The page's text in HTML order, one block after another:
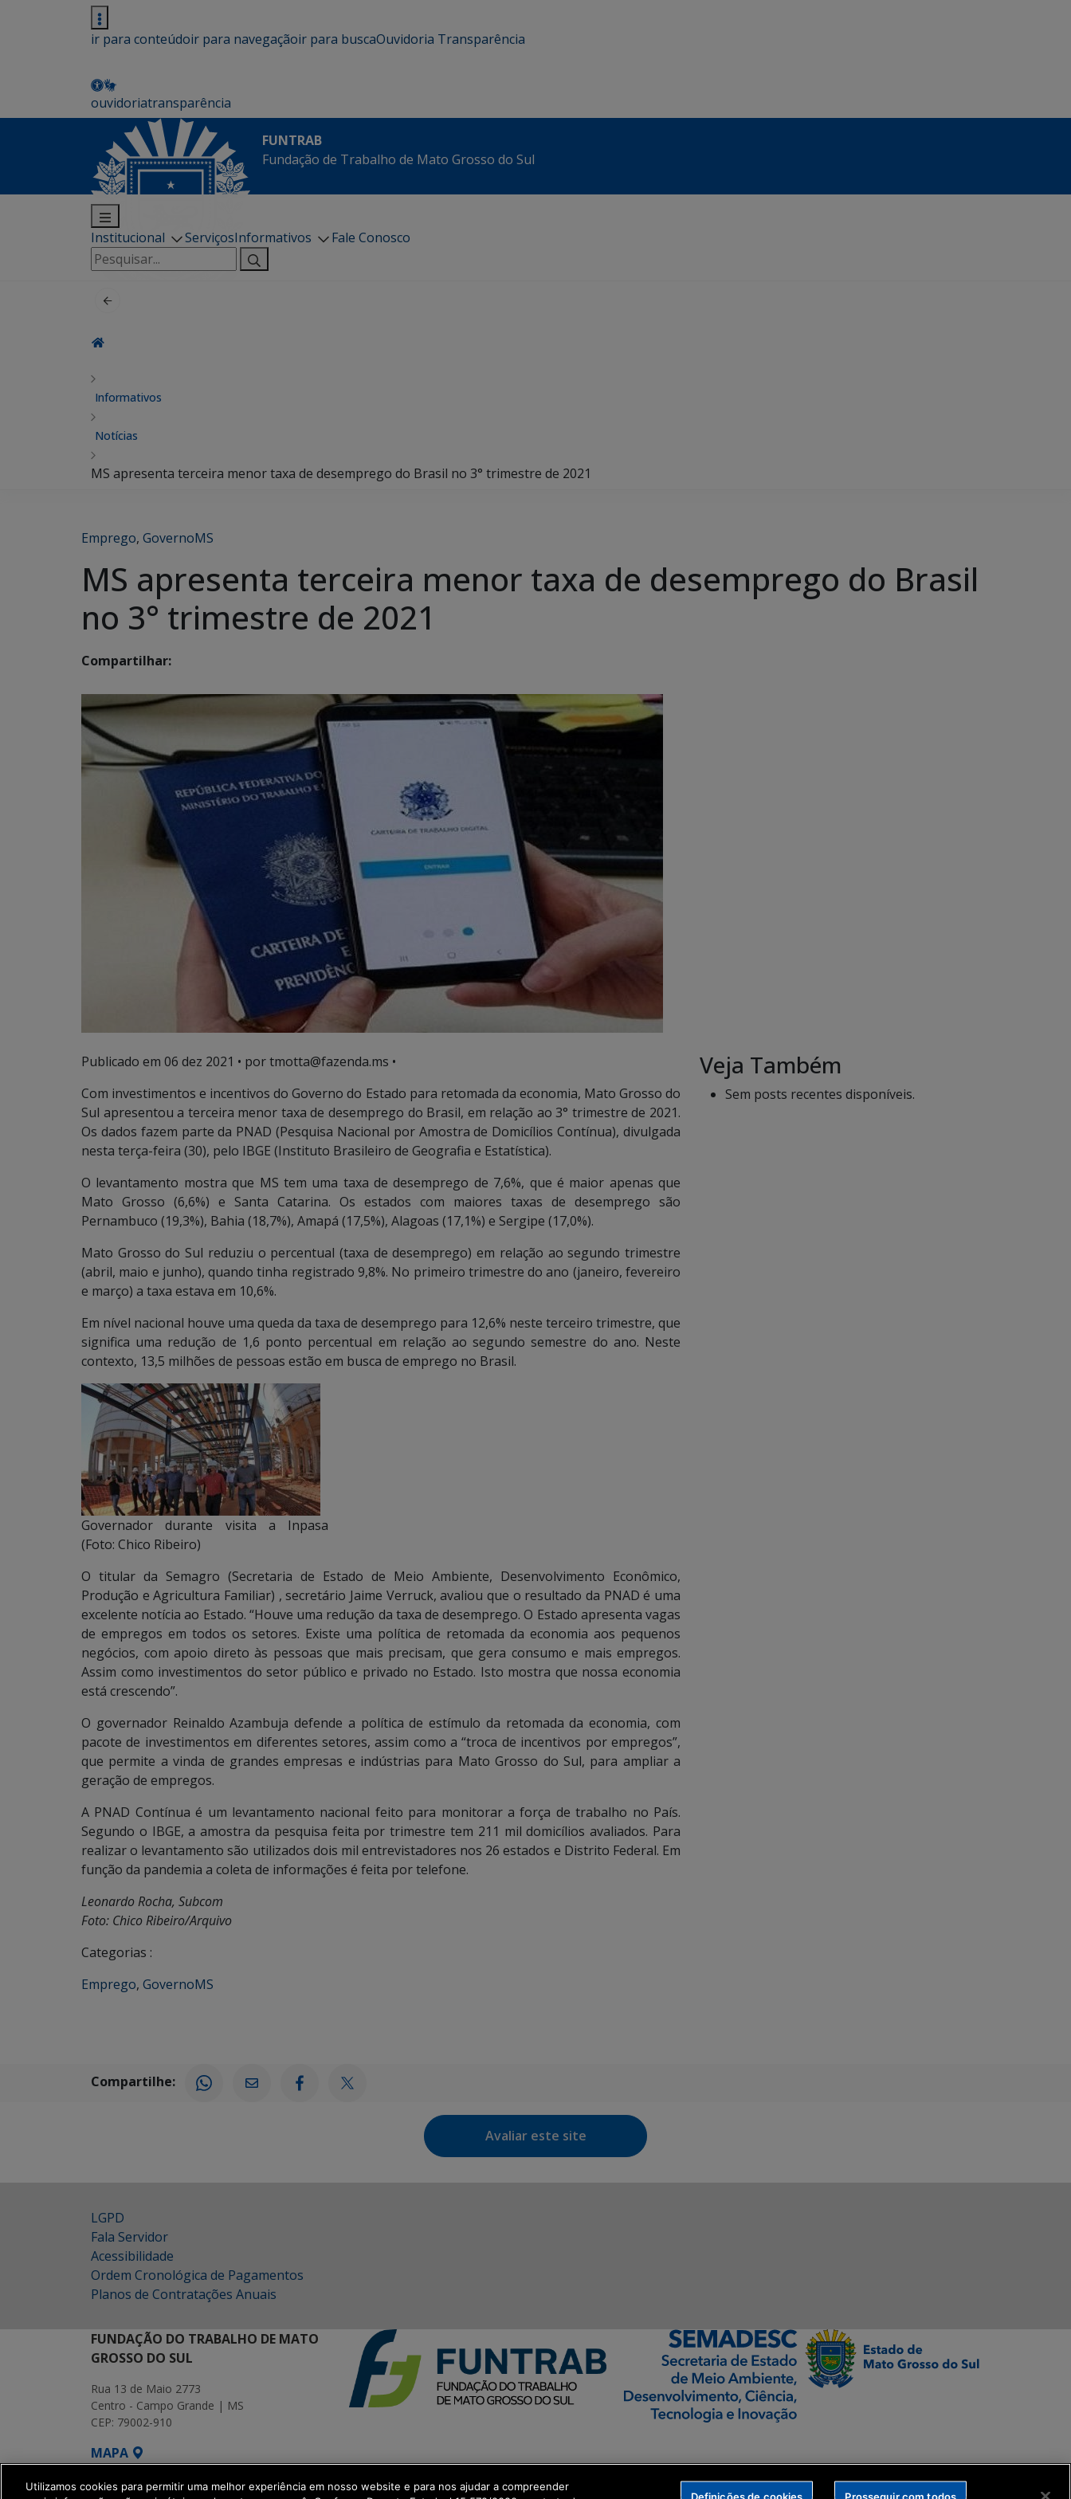
ir para conteúdoir para navegaçãoir para buscaOuvidoria Transparência
ouvidoriatransparência
FUNTRAB
Fundação de Trabalho de Mato Grosso do Sul
Institucional ServiçosInformativos
Fale Conosco
Pesquisar
por:
Informativos
Notícias
MS apresenta terceira menor taxa de desemprego do Brasil no 3° trimestre de 2021
Emprego, GovernoMS
MS apresenta terceira menor taxa de desemprego do Brasil
no 3° trimestre de 2021
Compartilhar:
Publicado em 06 dez 2021 • por tmotta@fazenda.ms •
Com investimentos e incentivos do Governo do Estado para retomada da economia, Mato Grosso do
Sul apresentou a terceira menor taxa de desemprego do Brasil, em relação ao 3° trimestre de 2021.
Os dados fazem parte da PNAD (Pesquisa Nacional por Amostra de Domicílios Contínua), divulgada
nesta terça-feira (30), pelo IBGE (Instituto Brasileiro de Geografia e Estatística).
O levantamento mostra que MS tem uma taxa de desemprego de 7,6%, que é maior apenas que
Mato Grosso (6,6%) e Santa Catarina. Os estados com maiores taxas de desemprego são
Pernambuco (19,3%), Bahia (18,7%), Amapá (17,5%), Alagoas (17,1%) e Sergipe (17,0%).
Mato Grosso do Sul reduziu o percentual (taxa de desemprego) em relação ao segundo trimestre
(abril, maio e junho), quando tinha registrado 9,8%. No primeiro trimestre do ano (janeiro, fevereiro
e março) a taxa estava em 10,6%.
Em nível nacional houve uma queda da taxa de desemprego para 12,6% neste terceiro trimestre, que
significa uma redução de 1,6 ponto percentual em relação ao segundo semestre do ano. Neste
contexto, 13,5 milhões de pessoas estão em busca de emprego no Brasil.
Governador durante visita a Inpasa
(Foto: Chico Ribeiro)
O titular da Semagro (Secretaria de Estado de Meio Ambiente, Desenvolvimento Econômico,
Produção e Agricultura Familiar) , secretário Jaime Verruck, avaliou que o resultado da PNAD é uma
excelente notícia ao Estado. “Houve uma redução da taxa de desemprego. O Estado apresenta vagas
de empregos em todos os setores. Existe uma política de retomada da economia aos pequenos
negócios, com apoio direto às pessoas que mais precisam, que gera consumo e mais empregos.
Assim como investimentos do setor público e privado no Estado. Isto mostra que nossa economia
está crescendo”.
O governador Reinaldo Azambuja defende a política de estímulo da retomada da economia, com
pacote de investimentos em diferentes setores, assim como a “troca de incentivos por empregos”,
que permite a vinda de grandes empresas e indústrias para Mato Grosso do Sul, para ampliar a
geração de empregos.
A PNAD Contínua é um levantamento nacional feito para monitorar a força de trabalho no País.
Segundo o IBGE, a amostra da pesquisa feita por trimestre tem 211 mil domicílios avaliados. Para
realizar o levantamento são utilizados dois mil entrevistadores nos 26 estados e Distrito Federal. Em
função da pandemia a coleta de informações é feita por telefone.
Leonardo Rocha, Subcom
Foto: Chico Ribeiro/Arquivo
Categorias :
Emprego, GovernoMS
Veja Também
Sem posts recentes disponíveis.
Compartilhe:
Avaliar este site
LGPD
Fala Servidor
Acessibilidade
Ordem Cronológica de Pagamentos
Planos de Contratações Anuais
FUNDAÇÃO DO TRABALHO DE MATO
GROSSO DO SUL
Rua 13 de Maio 2773
Centro - Campo Grande | MS
CEP: 79002-910
MAPA
SETDIG | Secretaria-Executiva de Transformação Digital
Utilizamos cookies para permitir uma melhor experiência em nosso website e para nos ajudar a compreender
Definições de cookies Prosseguir com todos